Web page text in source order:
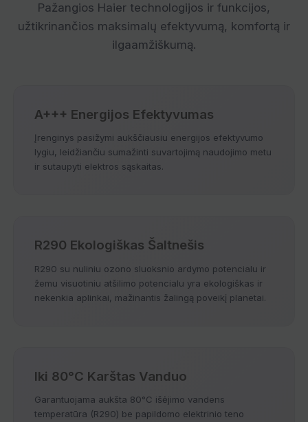
Pažangios Haier technologijos ir funkcijos,
užtikrinančios maksimalų efektyvumą, komfortą ir
ilgaamžiškumą.
A+++ Energijos Efektyvumas
Įrenginys pasižymi aukščiausiu energijos efektyvumo
lygiu, leidžiančiu sumažinti suvartojimą naudojimo metu
ir sutaupyti elektros sąskaitas.
R290 Ekologiškas Šaltnešis
R290 su nuliniu ozono sluoksnio ardymo potencialu ir
žemu visuotiniu atšilimo potencialu yra ekologiškas ir
nekenkia aplinkai, mažinantis žalingą poveikį planetai.
Iki 80°C Karštas Vanduo
Garantuojama aukšta 80°C išėjimo vandens
temperatūra (R290) be papildomo elektrinio teno